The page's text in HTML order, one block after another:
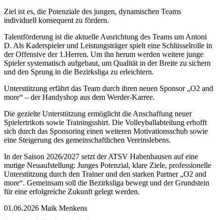
Ziel ist es, die Potenziale des jungen, dynamischen Teams
individuell konsequent zu fördern.
Talentförderung ist die aktuelle Ausrichtung des Teams um Antoni
D. Als Kaderspieler und Leistungsträger spielt eine Schlüsselrolle in
der Offensive der 1.Herren. Um ihn herum werden weitere junge
Spieler systematisch aufgebaut, um Qualität in der Breite zu sichern
und den Sprung in die Bezirksliga zu erleichtern.
Unterstützung erfährt das Team durch ihren neuen Sponsor „O2 and
more“ – der Handyshop aus dem Werder-Karree.
Die gezielte Unterstützung ermöglicht die Anschaffung neuer
Spielertrikots sowie Trainingsshirt. Die Volleyballabteilung erhofft
sich durch das Sponsoring einen weiteren Motivationsschub sowie
eine Steigerung des gemeinschaftlichen Vereinslebens.
In der Saison 2026/2027 setzt der ATSV Habenhausen auf eine
mutige Neuaufstellung: Junges Potenzial, klare Ziele, professionelle
Unterstützung durch den Trainer und den starken Partner „O2 and
more“. Gemeinsam soll die Bezirksliga bewegt und der Grundstein
für eine erfolgreiche Zukunft gelegt werden.
01.06.2026 Maik Menkens